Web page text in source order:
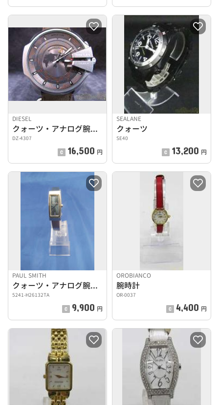
DIESEL
クォーツ・アナログ腕時計
DZ-4307
16,500 円
SEALANE
クォーツ
SE40
13,200 円
PAUL SMITH
クォーツ・アナログ腕時計
5241-H26132TA
9,900 円
OROBIANCO
腕時計
OR-0037
4,400 円